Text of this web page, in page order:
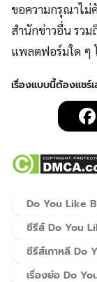
ขอความกรุณาไม่
สำนักข่าวอื่น รวม
แพลตฟอร์มใด ๆ
Do You Like
ซีรีส์ Do You
ซีรีส์เกาหลี Do
เรื่องย่อ Do